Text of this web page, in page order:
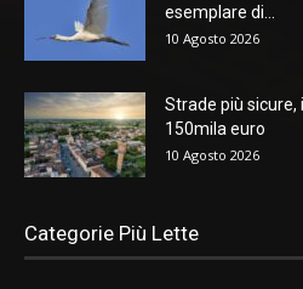
esemplare di...
10 Agosto 2026
Strade più
150mila euro
10 Agosto 2026
Categorie Più Lette